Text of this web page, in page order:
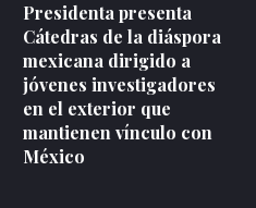
Presidenta presenta
Cátedras de la diáspora
mexicana dirigido a
jóvenes investigadores
en el exterior que
mantienen vínculo con
México